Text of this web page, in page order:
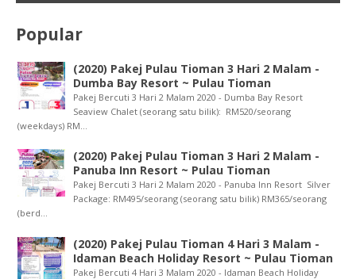
Popular
(2020) Pakej Pulau Tioman 3 Hari 2 Malam -
Dumba Bay Resort ~ Pulau Tioman
Pakej Bercuti 3 Hari 2 Malam 2020 - Dumba Bay Resort
Seaview Chalet (seorang satu bilik): RM520/seorang
(weekdays) RM...
(2020) Pakej Pulau Tioman 3 Hari 2 Malam -
Panuba Inn Resort ~ Pulau Tioman
Pakej Bercuti 3 Hari 2 Malam 2020 - Panuba Inn Resort Silver
Package: RM495/seorang (seorang satu bilik) RM365/seorang
(berd...
(2020) Pakej Pulau Tioman 4 Hari 3 Malam -
Idaman Beach Holiday Resort ~ Pulau Tioman
Pakej Bercuti 4 Hari 3 Malam 2020 - Idaman Beach Holiday